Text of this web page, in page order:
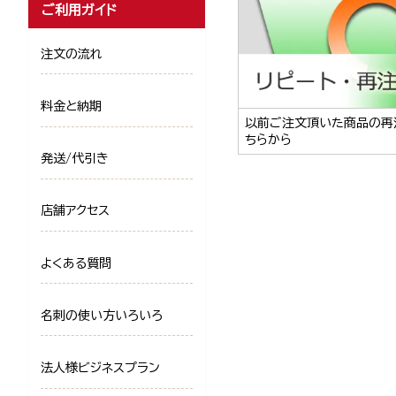
以前ご注文頂いた商品の再
ちらから
ご利用ガイド
注文の流れ
料金と納期
発送/代引き
店舗アクセス
よくある質問
名刺の使い方いろいろ
法人様ビジネスプラン